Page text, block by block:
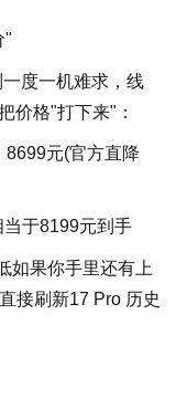
"
度一机难求，线
价格"打下来"：
元(官方直降
于8199元到手
如果你手里还有上
接刷新17 Pro 历史